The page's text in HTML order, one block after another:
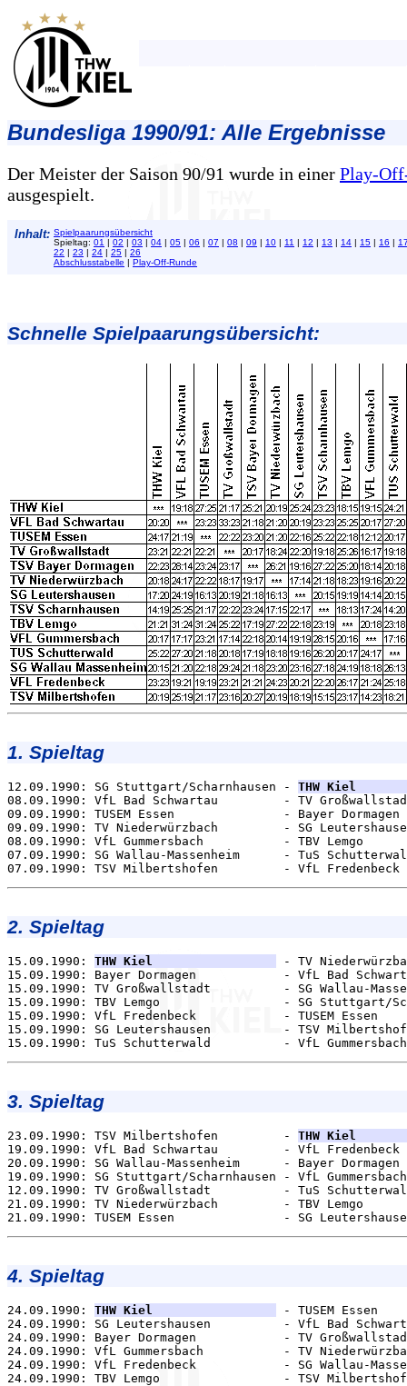
Bundesliga 1990/91: Alle Ergebnisse
Der Meister der Saison 90/91 wurde in einer Play-
ausgespielt.
Inhalt: Spielpaarungsübersicht
Spieltag: 01 | 02 | 03 | 04 | 05 | 06 | 07 | 08 | 09 | 10 | 11 | 12 | 13 | 14 | 15 | 16 |
22 | 23 | 24 | 25 | 26
Abschlusstabelle | Play-Off-Runde
Schnelle Spielpaarungsübersicht:
1. Spieltag
12.09.1990: SG Stuttgart/Scharnhausen - THW
08.09.1990: VfL Bad Schwartau         - TV
09.09.1990: TUSEM Essen               - Bayer
09.09.1990: TV Niederwürzbach         - SG
08.09.1990: VfL Gummersbach           - TBV
07.09.1990: SG Wallau-Massenheim      - TuS
2. Spieltag
15.09.1990: THW Kiel
- TV
15.09.1990: Bayer Dormagen            - VfL Bad
15.09.1990: TV Großwallstadt          - SG
15.09.1990: TBV Lemgo                 - SG
15.09.1990: VfL Fredenbeck            - TUSEM
15.09.1990: SG Leutershausen          - TSV
3. Spieltag
23.09.1990: TSV Milbertshofen         - THW
19.09.1990: VfL Bad Schwartau         - VfL
20.09.1990: SG Wallau-Massenheim      - Bayer
19.09.1990: SG Stuttgart/Scharnhausen - VfL
12.09.1990: TV Großwallstadt          - TuS
21.09.1990: TV Niederwürzbach         - TBV
4. Spieltag
24.09.1990: THW Kiel
- TUSEM
24.09.1990: SG Leutershausen          - VfL Bad
24.09.1990: Bayer Dormagen            - TV
24.09.1990: VfL Gummersbach           - TV
24.09.1990: VfL Fredenbeck            - SG
24.09.1990: TBV Lemgo                 - TSV